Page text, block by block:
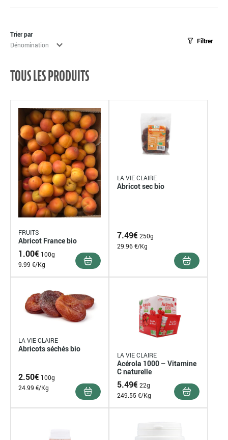
Trier par
Tri
Trier le contenu Filtrer
TOUS LES PRODUITS
FRUITS
Abricot France bio
1.00€ 100g
9.99 €/Kg
LA VIE CLAIRE
Abricot sec bio
7.49€ 250g
29.96 €/Kg
LA VIE CLAIRE
Abricots séchés bio
2.50€ 100g
24.99 €/Kg
LA VIE CLAIRE
Acérola 1000 – Vitamine
C naturelle
5.49€ 22g
249.55 €/Kg